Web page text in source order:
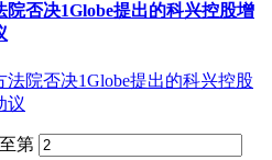
否决1Globe提出的科兴控股增
第